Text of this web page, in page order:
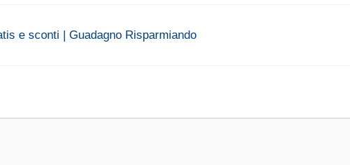
e sconti | Guadagno Risparmiando